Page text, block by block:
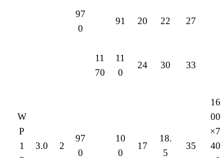
97
0
91 20 22 27
11
70
11
0
24 30 33
W
P
1
3.0 2
97
0
10
0
17
18.
5
35
16
00
×7
40